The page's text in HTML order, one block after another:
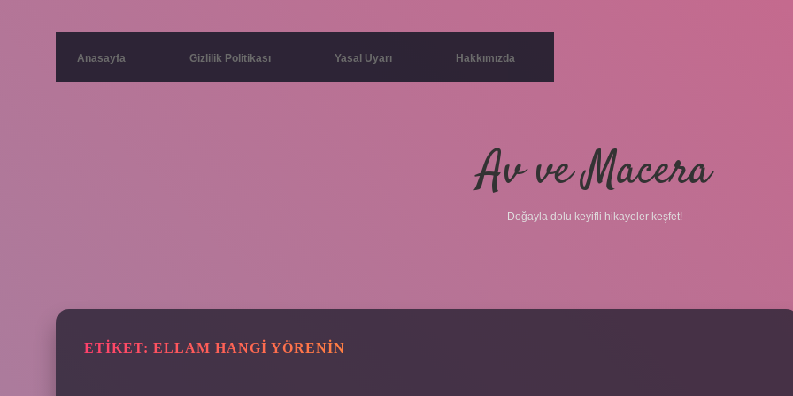
Anasayfa Gizlilik Politikası Yasal Uyarı Hakkımızda
Av ve Macera
Doğayla dolu keyifli hikayeler keşfet!
ETIKET: ELLAM HANGI YÖRENIN